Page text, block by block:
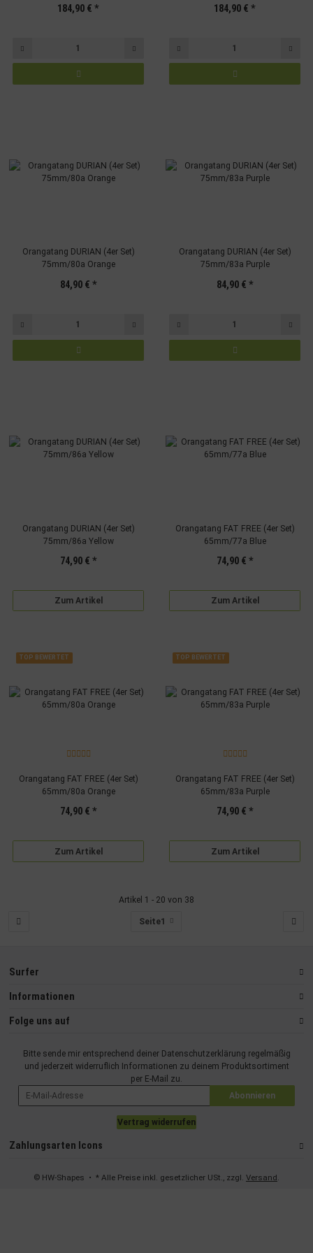
184,90 € * 184,90 € *
Orangatang DURIAN (4er Set)
75mm/80a Orange
84,90 € *
Orangatang DURIAN (4er Set)
75mm/83a Purple
84,90 € *
Orangatang DURIAN (4er Set)
75mm/86a Yellow
74,90 € *
Zum Artikel
Orangatang FAT FREE (4er Set)
65mm/77a Blue
74,90 € *
Zum Artikel
TOP BEWERTET
Orangatang FAT FREE (4er Set)
65mm/80a Orange
74,90 € *
Zum Artikel
TOP BEWERTET
Orangatang FAT FREE (4er Set)
65mm/83a Purple
74,90 € *
Zum Artikel
Artikel 1 - 20 von 38
Seite1
Surfer
Informationen
Folge uns auf
Bitte sende mir entsprechend deiner Datenschutzerklärung regelmäßig
und jederzeit widerruflich Informationen zu deinem Produktsortiment
per E-Mail zu.
Abonnieren
Vertrag widerrufen
Zahlungsarten Icons
© HW-Shapes • * Alle Preise inkl. gesetzlicher USt., zzgl. Versand.